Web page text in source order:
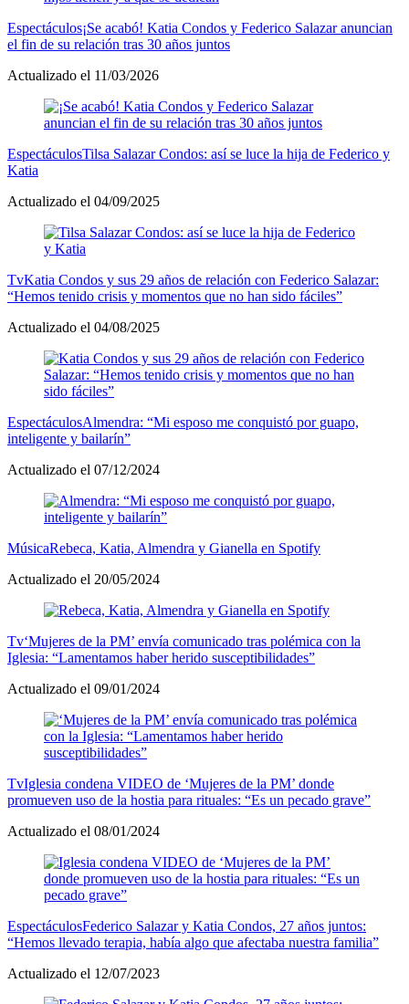
Espectáculos¡Se acabó! Katia Condos y Federico Salazar anuncian
el fin de su relación tras 30 años juntos
Actualizado el 11/03/2026
EspectáculosTilsa Salazar Condos: así se luce la hija de Federico y
Katia
Actualizado el 04/09/2025
TvKatia Condos y sus 29 años de relación con Federico Salazar:
“Hemos tenido crisis y momentos que no han sido fáciles”
Actualizado el 04/08/2025
EspectáculosAlmendra: “Mi esposo me conquistó por guapo,
inteligente y bailarín”
Actualizado el 07/12/2024
MúsicaRebeca, Katia, Almendra y Gianella en Spotify
Actualizado el 20/05/2024
Tv‘Mujeres de la PM’ envía comunicado tras polémica con la
Iglesia: “Lamentamos haber herido susceptibilidades”
Actualizado el 09/01/2024
TvIglesia condena VIDEO de ‘Mujeres de la PM’ donde
promueven uso de la hostia para rituales: “Es un pecado grave”
Actualizado el 08/01/2024
EspectáculosFederico Salazar y Katia Condos, 27 años juntos:
“Hemos llevado terapia, había algo que afectaba nuestra familia”
Actualizado el 12/07/2023